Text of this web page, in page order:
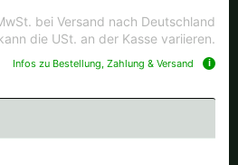
bei Versand nach Deutschland
die USt. an der Kasse variieren.
Infos zu Bestellung, Zahlung & Versand